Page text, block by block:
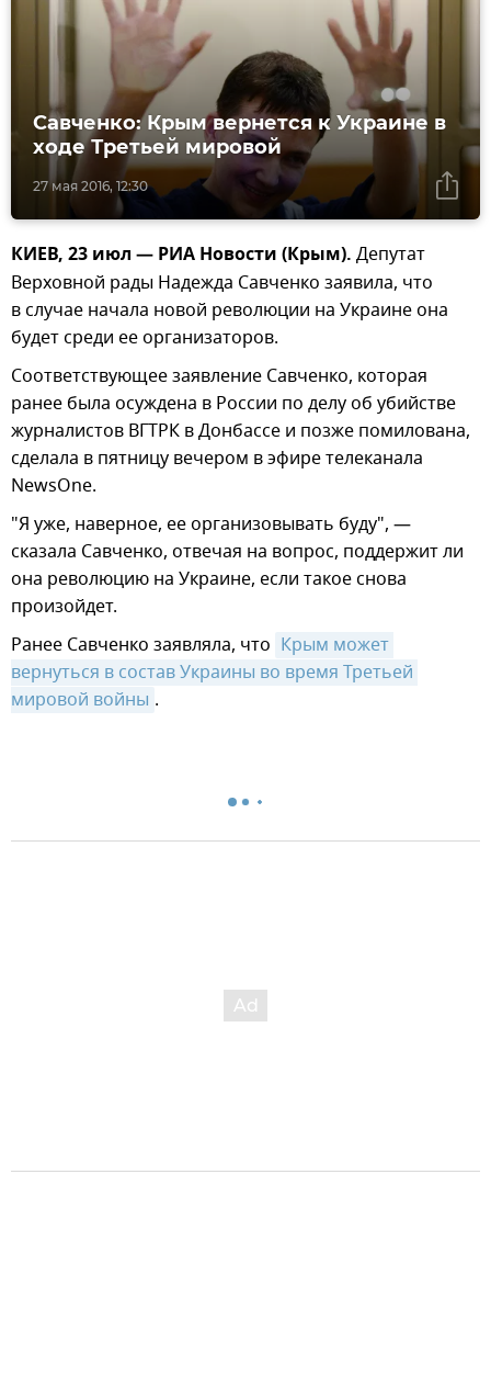
27 мая 2016, 12:30
Савченко: Крым вернется к Украине в
ходе Третьей мировой
КИЕВ, 23 июл — РИА Новости (Крым). Депутат
Верховной рады Надежда Савченко заявила, что
в случае начала новой революции на Украине она
будет среди ее организаторов.
Соответствующее заявление Савченко, которая
ранее была осуждена в России по делу об убийстве
журналистов ВГТРК в Донбассе и позже помилована,
сделала в пятницу вечером в эфире телеканала
NewsOne.
"Я уже, наверное, ее организовывать буду", —
сказала Савченко, отвечая на вопрос, поддержит ли
она революцию на Украине, если такое снова
произойдет.
Ранее Савченко заявляла, что Крым может
вернуться в состав Украины во время Третьей
мировой войны .